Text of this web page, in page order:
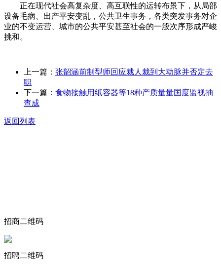
正在现代社会高复杂度、高互联性的运转布景下，从局部
设备毛病、出产平安变乱，公共卫生事务，各类突发事务对企
业的不变运营、城市的公共平安甚至社会的一般次序形成严峻
挑和。
上一篇： 张韶涵前制型师回应裁人裁到大动脉并否定去
职
下一篇： 食物接触用纸容器等18种产质量量国度监视抽
查成
返回列表
招商二维码
招聘二维码